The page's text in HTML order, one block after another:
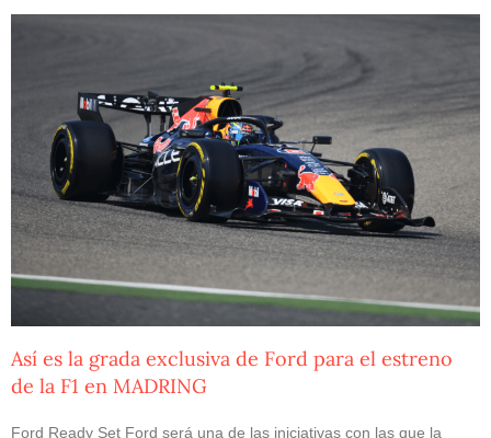
Así es la grada exclusiva de Ford para el estreno
de la F1 en MADRING
Ford Ready Set Ford será una de las iniciativas con las que la